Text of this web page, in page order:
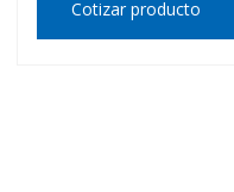
Cotizar producto